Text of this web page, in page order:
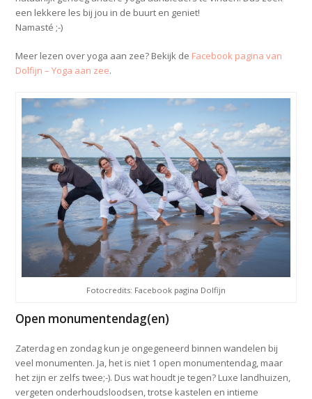
een lekkere les bij jou in de buurt en geniet!
Namasté ;-)
Meer lezen over yoga aan zee? Bekijk de Facebook pagina van
Dolfijn – Yoga aan zee.
Fotocredits: Facebook pagina Dolfijn
Open monumentendag(en)
Zaterdag en zondag kun je ongegeneerd binnen wandelen bij
veel monumenten. Ja, het is niet 1 open monumentendag, maar
het zijn er zelfs twee;-). Dus wat houdt je tegen? Luxe landhuizen,
vergeten onderhoudsloodsen, trotse kastelen en intieme